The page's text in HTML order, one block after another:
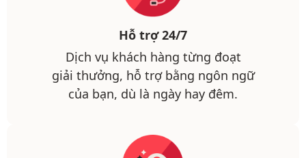
Hỗ trợ 24/7
Dịch vụ khách hàng từng đoạt
giải thưởng, hỗ trợ bằng ngôn ngữ
của bạn, dù là ngày hay đêm.